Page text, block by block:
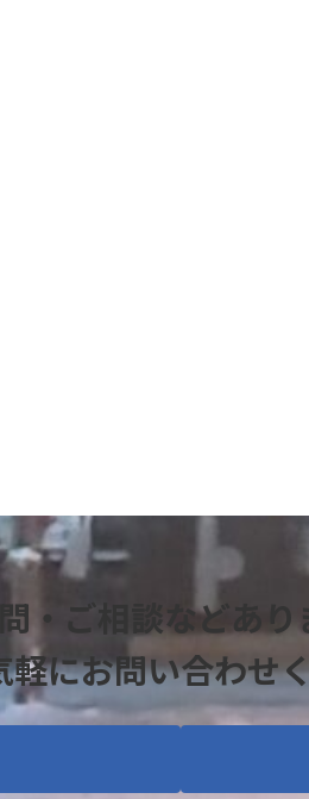
・ご相談などあり
軽にお問い合わせ